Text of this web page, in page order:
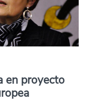
en proyecto